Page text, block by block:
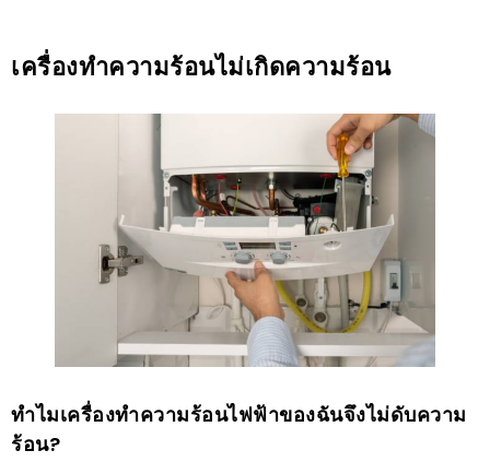
เครื่องทำความร้อนไม่เกิดความร้อน
ทำไมเครื่องทำความร้อนไฟฟ้าของฉันจึงไม่ดับความ
ร้อน?